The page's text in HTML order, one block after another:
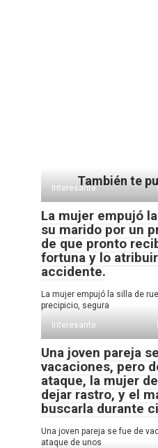
También te
Interesante
La mujer empujó
su marido por un
de que pronto
fortuna y lo
accidente.
La mujer empujó la silla de
precipicio, segura
Interesante
Una joven pareja
vacaciones, pero
ataque, la mujer
dejar rastro, y el
buscarla durante
Una joven pareja se fue de
ataque de unos